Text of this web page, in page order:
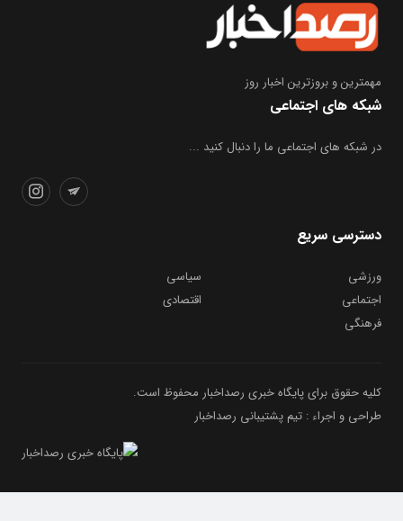
مهمترین و بروز‌ترین اخبار روز
شبکه های اجتماعی
در شبکه های اجتماعی ما را دنبال کنید ...
دسترسی سریع
ورزشی
سیاسی
اجتماعی
اقتصادی
فرهنگی
کلیه حقوق برای پایگاه خبری رصداخبار محفوظ است.
طراحی و اجراء : تیم پشتیبانی رصداخبار